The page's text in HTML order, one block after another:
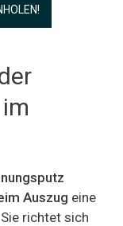
Auszug eine
richtet sich